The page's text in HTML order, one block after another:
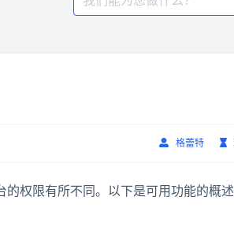
索：
格蕾特
权限有所不同。以下是可用功能的概述